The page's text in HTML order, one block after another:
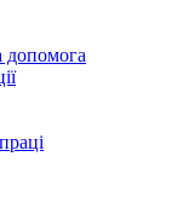
допомога